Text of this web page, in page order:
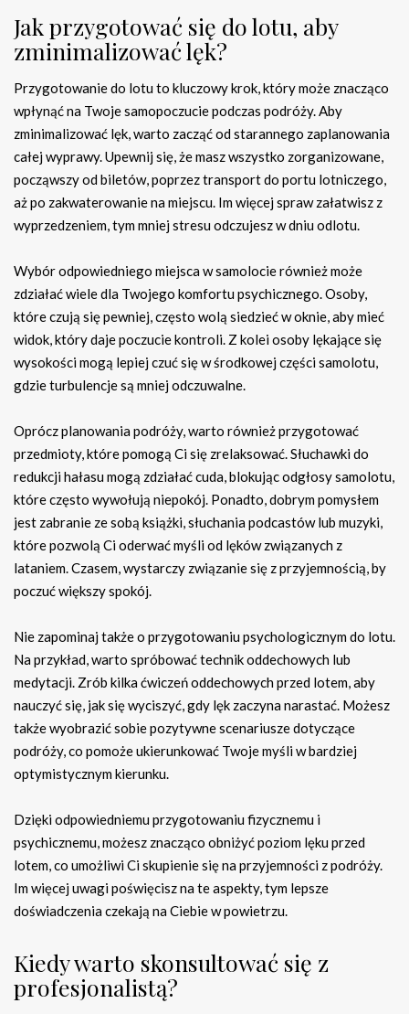
Jak przygotować się do lotu, aby
zminimalizować lęk?
Przygotowanie do lotu to kluczowy krok, który może znacząco
wpłynąć na Twoje samopoczucie podczas podróży. Aby
zminimalizować lęk, warto zacząć od starannego zaplanowania
całej wyprawy. Upewnij się, że masz wszystko zorganizowane,
począwszy od biletów, poprzez transport do portu lotniczego,
aż po zakwaterowanie na miejscu. Im więcej spraw załatwisz z
wyprzedzeniem, tym mniej stresu odczujesz w dniu odlotu.
Wybór odpowiedniego miejsca w samolocie również może
zdziałać wiele dla Twojego komfortu psychicznego. Osoby,
które czują się pewniej, często wolą siedzieć w oknie, aby mieć
widok, który daje poczucie kontroli. Z kolei osoby lękające się
wysokości mogą lepiej czuć się w środkowej części samolotu,
gdzie turbulencje są mniej odczuwalne.
Oprócz planowania podróży, warto również przygotować
przedmioty, które pomogą Ci się zrelaksować. Słuchawki do
redukcji hałasu mogą zdziałać cuda, blokując odgłosy samolotu,
które często wywołują niepokój. Ponadto, dobrym pomysłem
jest zabranie ze sobą książki, słuchania podcastów lub muzyki,
które pozwolą Ci oderwać myśli od lęków związanych z
lataniem. Czasem, wystarczy związanie się z przyjemnością, by
poczuć większy spokój.
Nie zapominaj także o przygotowaniu psychologicznym do lotu.
Na przykład, warto spróbować technik oddechowych lub
medytacji. Zrób kilka ćwiczeń oddechowych przed lotem, aby
nauczyć się, jak się wyciszyć, gdy lęk zaczyna narastać. Możesz
także wyobrazić sobie pozytywne scenariusze dotyczące
podróży, co pomoże ukierunkować Twoje myśli w bardziej
optymistycznym kierunku.
Dzięki odpowiedniemu przygotowaniu fizycznemu i
psychicznemu, możesz znacząco obniżyć poziom lęku przed
lotem, co umożliwi Ci skupienie się na przyjemności z podróży.
Im więcej uwagi poświęcisz na te aspekty, tym lepsze
doświadczenia czekają na Ciebie w powietrzu.
Kiedy warto skonsultować się z
profesjonalistą?